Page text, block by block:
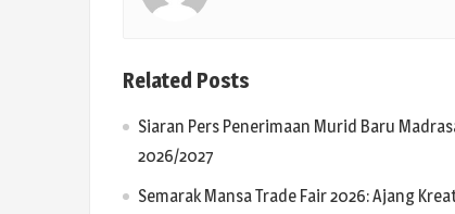
Related Posts
Siaran Pers Penerimaan Murid Baru
2026/2027
Semarak Mansa Trade Fair 2026: Ajang